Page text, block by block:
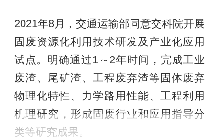
2021年8月，交通运输部同意交科院开展
固废资源化利用技术研发及产业化应用
试点。明确通过1～2年时间，完成工业
废渣、尾矿渣、工程废弃渣等固体废弃
物理化特性、力学路用性能、工程利用
机理研究，形成固废行业和应用指导分
类等研究成果。